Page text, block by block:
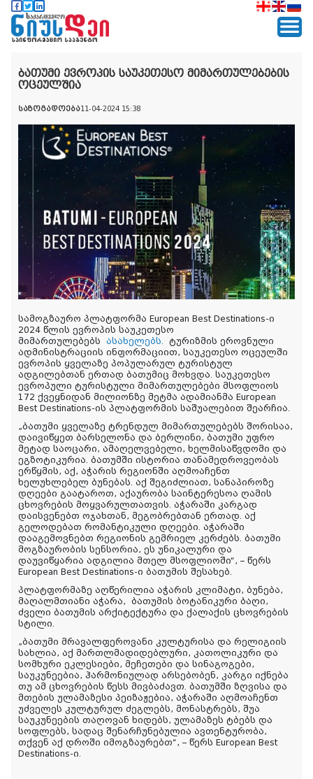
ბათუმი ევროპის საუკეთესო მიმართულებების
ოცეულშია
საზოგადოება11-04-2024 15:38
სამოგზაურო პლატფორმა European Best Destinations-ი
2024 წლის ევროპის საუკეთესო
მიმართულებებს ასახელებს. ტურიზმის ეროვნული
ადმინისტრაციის ინფორმაციით, საუკეთესო ოცეულში
ევროპის ყველაზე პოპულარულ ტურისტულ
ადგილებთან ერთად ბათუმიც მოხვდა. საუკეთესო
ევროპული ტურისტული მიმართულებები მსოფლიოს
172 ქვეყნიდან მილიონზე მეტმა ადამიანმა European
Best Destinations-ის პლატფორმის საშუალებით შეარჩია.
„ბათუმი ყველაზე ტრენდულ მიმართულებებს შორისაა,
დაივიწყეთ ბარსელონა და ბერლინი, ბათუმი უფრო
მეტად საოცარი, ამაღელვებელი, ხელმისაწვდომი და
ეგზოტიკურია. ბათუმში ისტორია თანამედროვეობას
ერწყმის, აქ, აჭარის რეგიონში აღმოაჩენთ
ხელუხლებელ ბუნებას. აქ შეგიძლიათ, სანაპიროზე
დღეები გაატაროთ, აქაურობა საინტერესოა ღამის
ცხოვრების მოყვარულთათვის. აჭარაში კარგად
დაისვენებთ ოჯახთან, მეგობრებთან ერთად. აქ
გელოდებათ რომანტიკული დღეები. აჭარაში
დააგემოვნებთ რეგიონის გემრიელ კერძებს. ბათუმი
მოგზაურობის სენსორია, ეს უნიკალური და
დაუვიწყარია ადგილია მთელ მსოფლიოში“, – წერს
European Best Destinations-ი ბათუმის შესახებ.
პლატფორმაზე აღწერილია აჭარის კლიმატი, ბუნება,
მაღალმთიანი აჭარა, ბათუმის ბოტანიკური ბაღი,
ძველი ბათუმის არქიტექტურა და ქალაქის ცხოვრების
სტილი.
„ბათუმი მრავალფეროვანი კულტურისა და რელიგიის
სახლია, აქ მართლმადიდებლური, კათოლიკური და
სომხური ეკლესიები, მეჩეთები და სინაგოგები,
საუკუნეებია, ჰარმონიულად არსებობენ, კარგი იქნება
თუ ამ ცხოვრების წესს მივბაძავთ. ბათუმში ზღვისა და
მთების ულამაზესი პეიზაჟებია, აჭარაში აღმოაჩენთ
უძველეს კულტურულ ძეგლებს, მონასტრებს, შუა
საუკუნეების თაღოვან ხიდებს, ულამაზეს ტბებს და
სოფლებს, სადაც შენარჩუნებულია ავთენტურობა,
თქვენ აქ დროში იმოგზაურებთ“, – წერს European Best
Destinations-ი.